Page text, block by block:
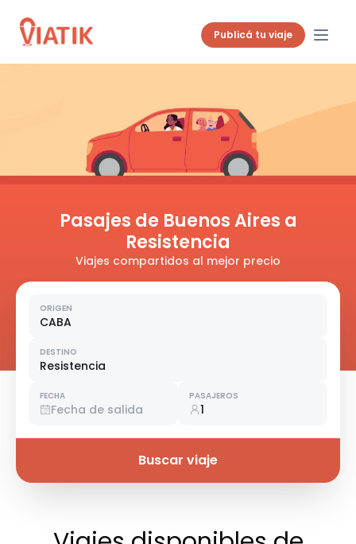
Publicá tu viaje
Pasajes de Buenos Aires a
Resistencia
Viajes compartidos al mejor precio
ORIGEN
CABA
DESTINO
Resistencia
FECHA
Fecha de salida
PASAJEROS
1
Buscar viaje